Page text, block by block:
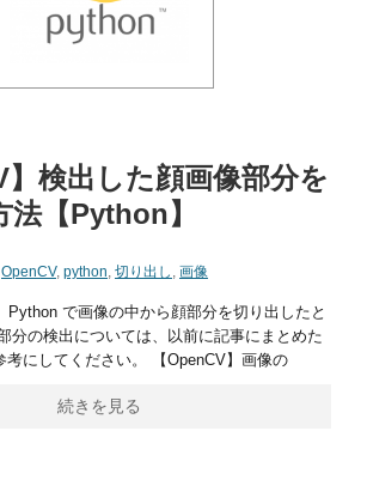
】検出した顔画像部分を
【Python】
OpenCV, python, 切り出し , 画像
Python で画像の中から顔部分を切り出したと
分の検出については、以前に記事にまとめた
考にしてください。 【OpenCV】画像の
続きを見る